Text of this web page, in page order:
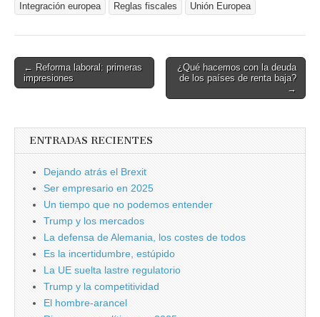
Integración europea
Reglas fiscales Unión Europea
Post
navigation
← Reforma laboral: primeras
impresiones
¿Qué hacemos con la deuda
de los países de renta baja?
→
ENTRADAS RECIENTES
Dejando atrás el Brexit
Ser empresario en 2025
Un tiempo que no podemos entender
Trump y los mercados
La defensa de Alemania, los costes de todos
Es la incertidumbre, estúpido
La UE suelta lastre regulatorio
Trump y la competitividad
El hombre-arancel